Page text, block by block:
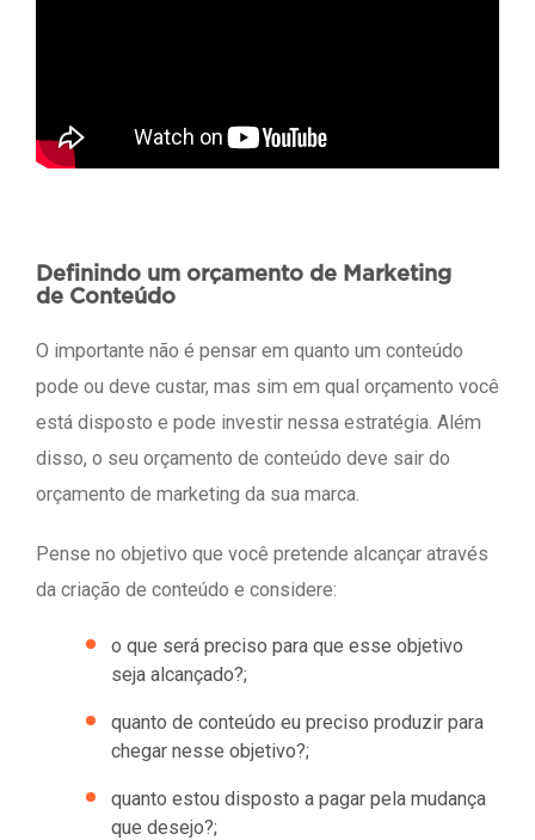
Definindo um orçamento de Marketing
de Conteúdo
O importante não é pensar em quanto um conteúdo
pode ou deve custar, mas sim em qual orçamento você
está disposto e pode investir nessa estratégia. Além
disso, o seu orçamento de conteúdo deve sair do
orçamento de marketing da sua marca.
Pense no objetivo que você pretende alcançar através
da criação de conteúdo e considere:
o que será preciso para que esse objetivo
seja alcançado?;
quanto de conteúdo eu preciso produzir para
chegar nesse objetivo?;
quanto estou disposto a pagar pela mudança
que desejo?;